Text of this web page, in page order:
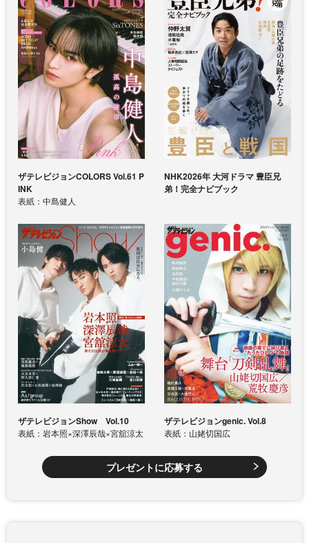
ザテレビジョンCOLORS Vol.61 P
INK
表紙：中島健人
NHK2026年 大河ドラマ 豊臣兄
弟！完全ナビブック
ザテレビジョンShow Vol.10
表紙：岩本照×深澤辰哉×宮舘涼太
ザテレビジョンgenic. Vol.8
表紙：山姥切国広
プレゼントに応募する